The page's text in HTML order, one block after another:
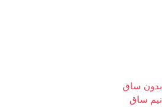
بدون ساق
نیم ساق